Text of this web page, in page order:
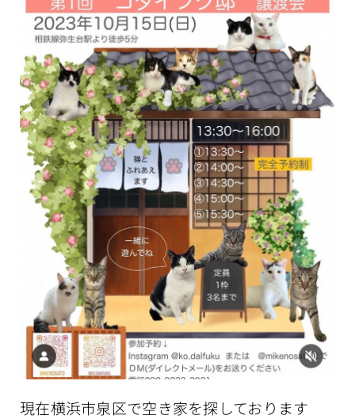
現在横浜市泉区で空き家を探しております